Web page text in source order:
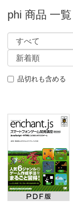
phi 商品 一覧
品切れも含める